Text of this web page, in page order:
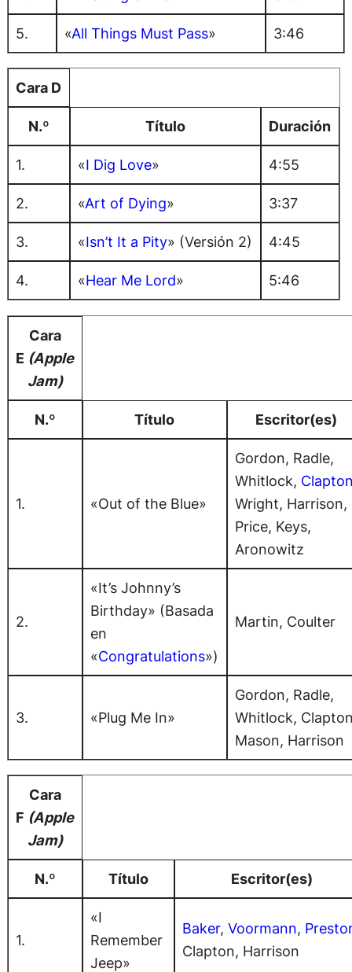
5. «All Things Must Pass» 3:46
Cara D
N.º Título Duración
1. «I Dig Love» 4:55
2. «Art of Dying» 3:37
3. «Isn’t It a Pity» (Versión 2) 4:45
4. «Hear Me Lord» 5:46
Cara
E (Apple
Jam)
N.º Título Escritor(es)
1. «Out of the Blue»
Gordon, Radle,
Whitlock,
Wright, Harrison,
Price, Keys,
Aronowitz
2.
«It’s Johnny’s
Birthday» (Basada
en
«Congratulations»)
Martin, Coulter
3. «Plug Me In»
Gordon, Radle,
Whitlock,
Mason, Harrison
Cara
F (Apple
Jam)
N.º Título Escritor(es)
1.
«I
Remember
Jeep»
Baker,Voormann,
Clapton, Harrison